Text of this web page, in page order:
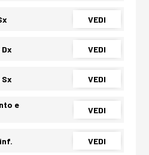
VEDI
VEDI
VEDI
e
VEDI
VEDI